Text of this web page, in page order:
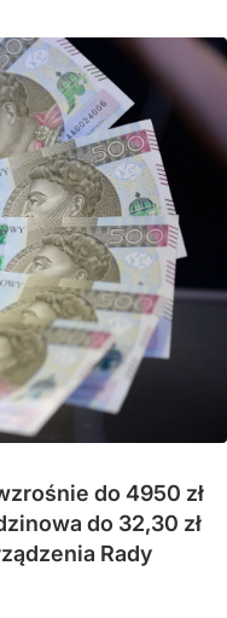
do 4950 zł
do 32,30 zł
Rady